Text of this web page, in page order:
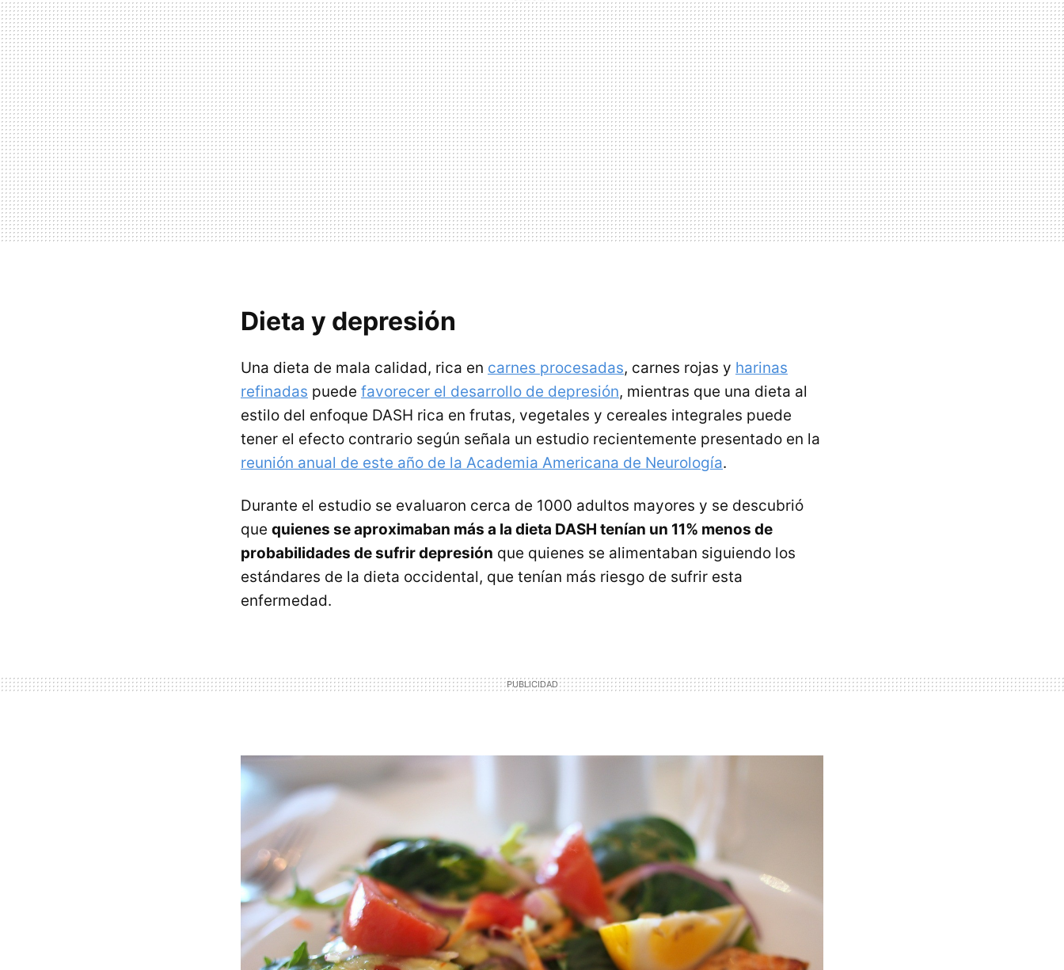
Dieta y depresión
Una dieta de mala calidad, rica en carnes procesadas, carnes rojas y harinas
refinadas puede favorecer el desarrollo de depresión, mientras que una dieta al
estilo del enfoque DASH rica en frutas, vegetales y cereales integrales puede
tener el efecto contrario según señala un estudio recientemente presentado en la
reunión anual de este año de la Academia Americana de Neurología.
Durante el estudio se evaluaron cerca de 1000 adultos mayores y se descubrió
que quienes se aproximaban más a la dieta DASH tenían un 11% menos de
probabilidades de sufrir depresión que quienes se alimentaban siguiendo los
estándares de la dieta occidental, que tenían más riesgo de sufrir esta
enfermedad.